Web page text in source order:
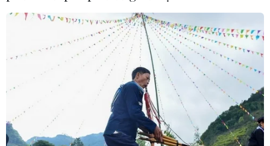
Châu Phi tận dụng lợi thế quang điện
cho ngành xe điện
03/08/2026 09:46
Thiếu tài xế, khoảng 25-30% xe đầu
kéo phải nằm bãi
02/08/2026 09:42